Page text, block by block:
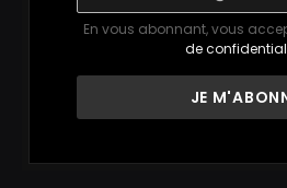
En vous abonnant, vous
de